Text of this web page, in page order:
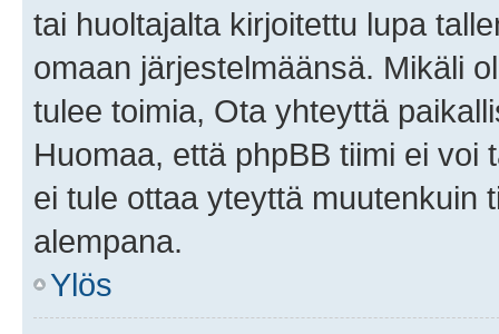
tai huoltajalta kirjoitettu lupa
omaan järjestelmäänsä. Mikäli
tulee toimia, Ota yhteyttä
Huomaa, että phpBB tiimi ei
ei tule ottaa yteyttä muutenkuin
alempana.
Ylös